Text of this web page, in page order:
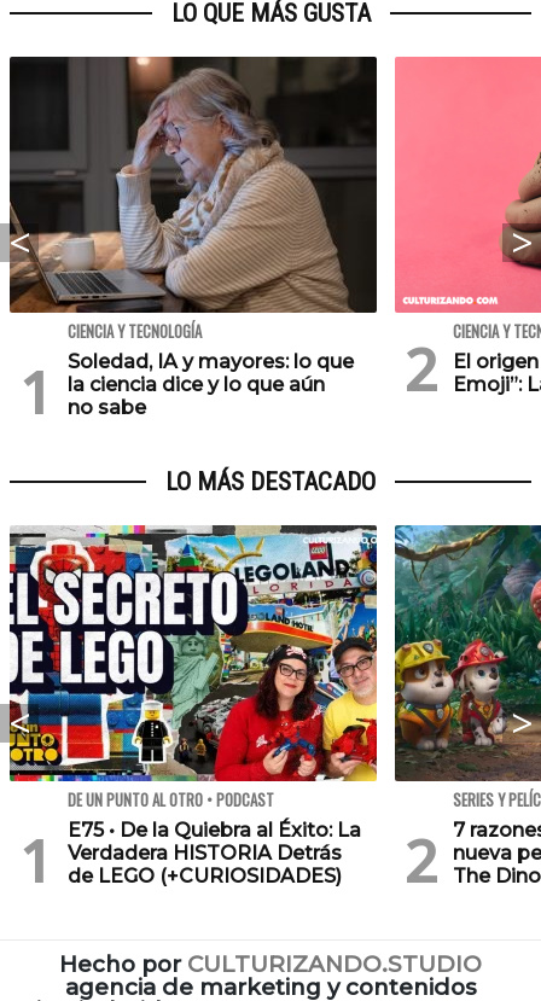
LO QUE MÁS GUSTA
CIENCIA Y TECNOLOGÍA
Soledad, IA y mayores: lo que
la ciencia dice y lo que aún
no sabe
CIENCIA Y
El
Emoji”:
LO MÁS DESTACADO
DE UN PUNTO AL OTRO • PODCAST
E75 • De la Quiebra al Éxito: La
Verdadera HISTORIA Detrás
de LEGO (+CURIOSIDADES)
SERIES Y
7
nueva
The
Hecho por CULTURIZANDO.STUDIO
agencia de marketing y contenidos